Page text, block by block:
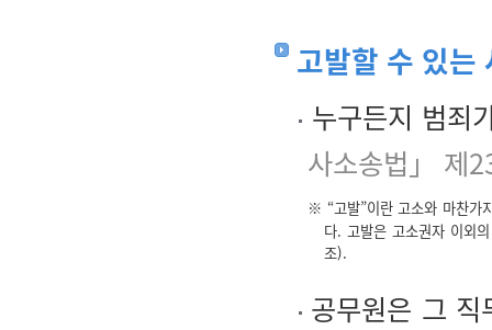
고발할 수 있는
누구든지 범죄
사소송법」 제
※ “고발”이란 고소와 마찬가
다. 고발은 고소권자 이외
조).
공무원은 그